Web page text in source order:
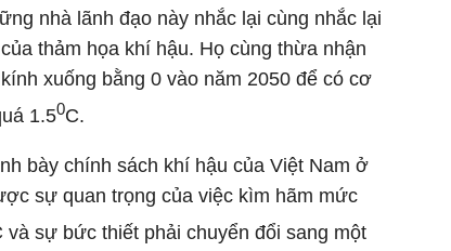
nhà lãnh đạo này nhắc lại cùng nhắc lại
thảm họa khí hậu. Họ cùng thừa nhận
xuống bằng 0 vào năm 2050 để có cơ
1.50C.
bày chính sách khí hậu của Việt Nam ở
sự quan trọng của việc kìm hãm mức
và sự bức thiết phải chuyển đổi sang một